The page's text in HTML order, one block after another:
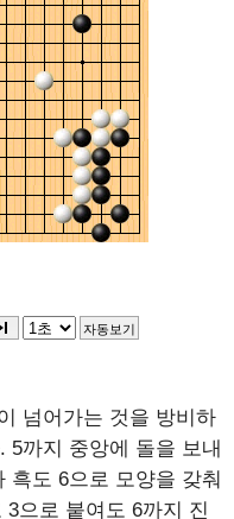
넘어가는 것을 방비하
5까지 중앙에 돌을 보내
흑도 6으로 모양을 갖춰
으로 붙여도 6까지 진